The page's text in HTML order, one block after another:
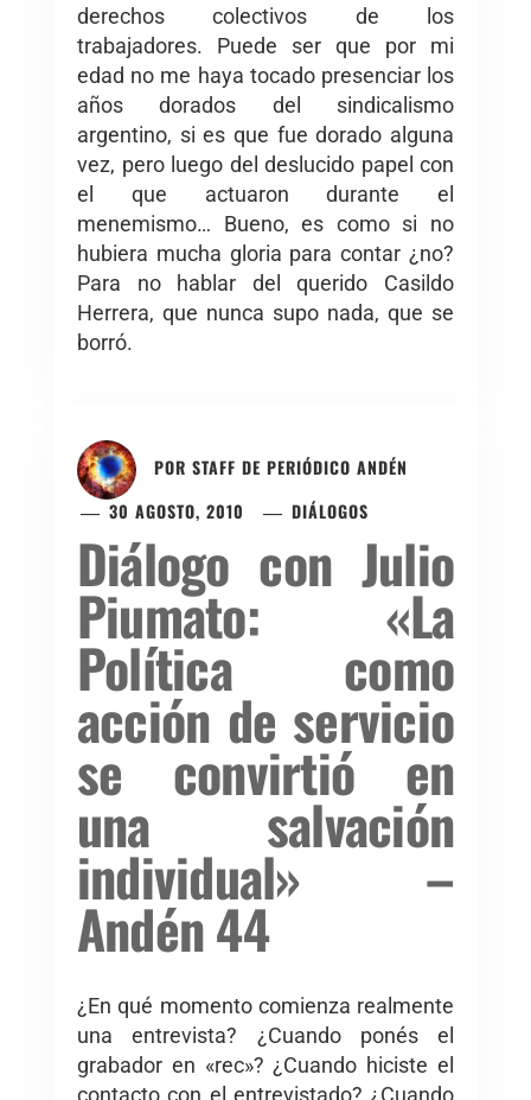
derechos colectivos de los
trabajadores. Puede ser que por mi
edad no me haya tocado presenciar los
años dorados del sindicalismo
argentino, si es que fue dorado alguna
vez, pero luego del deslucido papel con
el que actuaron durante el
menemismo… Bueno, es como si no
hubiera mucha gloria para contar ¿no?
Para no hablar del querido Casildo
Herrera, que nunca supo nada, que se
borró.
POR STAFF DE PERIÓDICO ANDÉN
30 AGOSTO, 2010
DIÁLOGOS
Diálogo con Julio
Piumato: «La
Política como
acción de servicio
se convirtió en
una salvación
individual» –
Andén 44
¿En qué momento comienza realmente
una entrevista? ¿Cuando ponés el
grabador en «rec»? ¿Cuando hiciste el
contacto con el entrevistado? ¿Cuando